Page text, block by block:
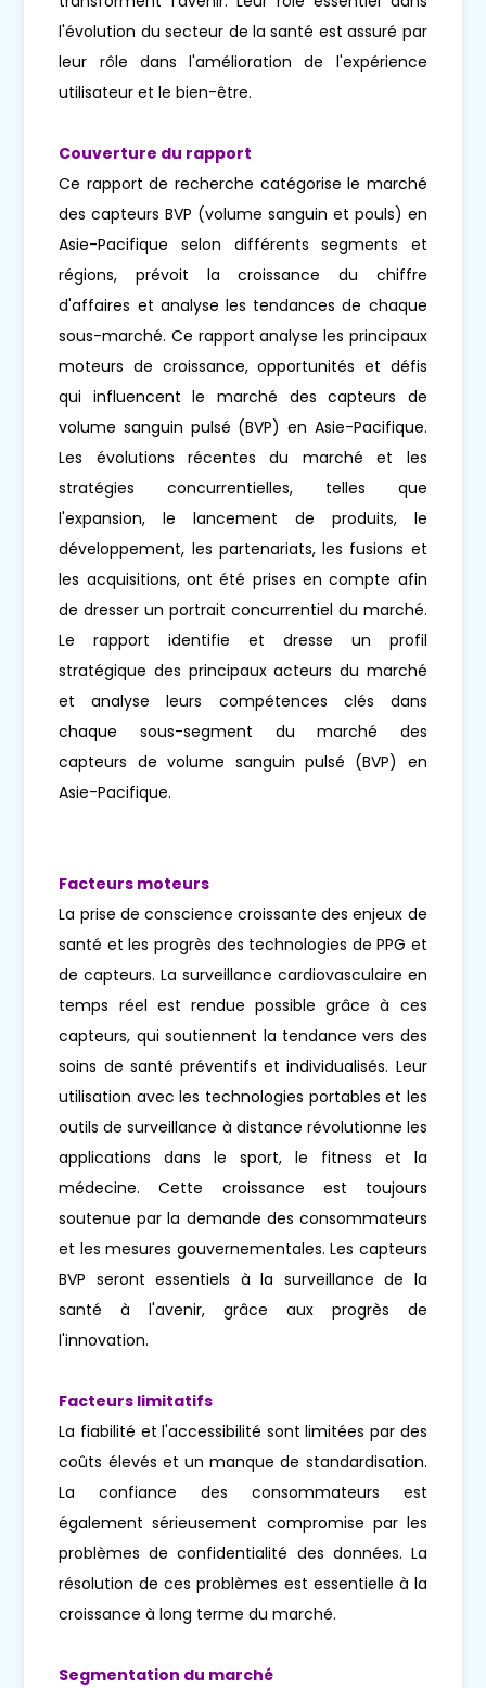
l'évolution du secteur de la santé est assuré par
leur rôle dans l'amélioration de l'expérience
utilisateur et le bien-être.
Couverture du rapport
Ce rapport de recherche catégorise le marché
des capteurs BVP (volume sanguin et pouls) en
Asie-Pacifique selon différents segments et
régions, prévoit la croissance du chiffre
d'affaires et analyse les tendances de chaque
sous-marché. Ce rapport analyse les principaux
moteurs de croissance, opportunités et défis
qui influencent le marché des capteurs de
volume sanguin pulsé (BVP) en Asie-Pacifique.
Les évolutions récentes du marché et les
stratégies concurrentielles, telles que
l'expansion, le lancement de produits, le
développement, les partenariats, les fusions et
les acquisitions, ont été prises en compte afin
de dresser un portrait concurrentiel du marché.
Le rapport identifie et dresse un profil
stratégique des principaux acteurs du marché
et analyse leurs compétences clés dans
chaque sous-segment du marché des
capteurs de volume sanguin pulsé (BVP) en
Asie-Pacifique.
Facteurs moteurs
La prise de conscience croissante des enjeux de
santé et les progrès des technologies de PPG et
de capteurs. La surveillance cardiovasculaire en
temps réel est rendue possible grâce à ces
capteurs, qui soutiennent la tendance vers des
soins de santé préventifs et individualisés. Leur
utilisation avec les technologies portables et les
outils de surveillance à distance révolutionne les
applications dans le sport, le fitness et la
médecine. Cette croissance est toujours
soutenue par la demande des consommateurs
et les mesures gouvernementales. Les capteurs
BVP seront essentiels à la surveillance de la
santé à l'avenir, grâce aux progrès de
l'innovation.
Facteurs limitatifs
La fiabilité et l'accessibilité sont limitées par des
coûts élevés et un manque de standardisation.
La confiance des consommateurs est
également sérieusement compromise par les
problèmes de confidentialité des données. La
résolution de ces problèmes est essentielle à la
croissance à long terme du marché.
Segmentation du marché